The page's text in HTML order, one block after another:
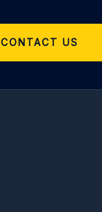
CONTACT US